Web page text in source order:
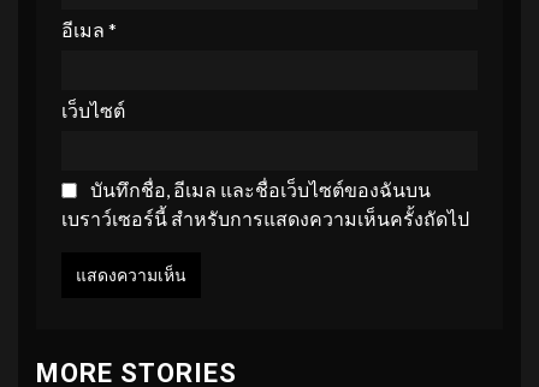
อีเมล *
เว็บไซต์
บันทึกชื่อ, อีเมล และชื่อเว็บไซต์ของฉันบน
เบราว์เซอร์นี้ สำหรับการแสดงความเห็นครั้งถัดไป
MORE STORIES